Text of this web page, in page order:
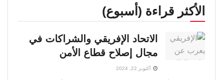
الأكثر قراءة (أسبوع)
الاتحاد الإفريقي والشراكات في
مجال إصلاح قطاع الأمن
أكتوبر 22, 2024